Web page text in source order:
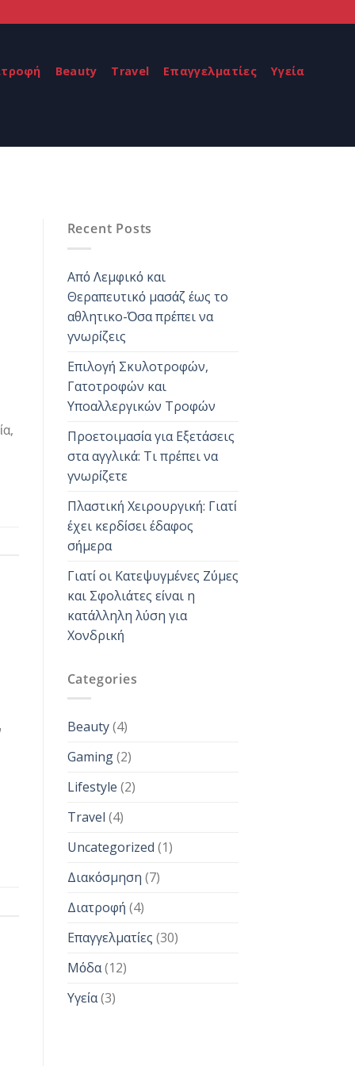
Beauty Travel Επαγγελματίες Υγεία
Recent Posts
Από Λεμφικό και
Θεραπευτικό μασάζ έως το
αθλητικο-Όσα πρέπει να
γνωρίζεις
Επιλογή Σκυλοτροφών,
Γατοτροφών και
Υποαλλεργικών Τροφών
Προετοιμασία για Εξετάσεις
στα αγγλικά: Τι πρέπει να
γνωρίζετε
Πλαστική Χειρουργική: Γιατί
έχει κερδίσει έδαφος
σήμερα
Γιατί οι Κατεψυγμένες Ζύμες
και Σφολιάτες είναι η
κατάλληλη λύση για
Χονδρική
Categories
Beauty(4)
Gaming(2)
Lifestyle (2)
Travel (4)
Uncategorized (1)
Διακόσμηση (7)
Διατροφή (4)
Επαγγελματίες (30)
Μόδα(12)
Υγεία(3)